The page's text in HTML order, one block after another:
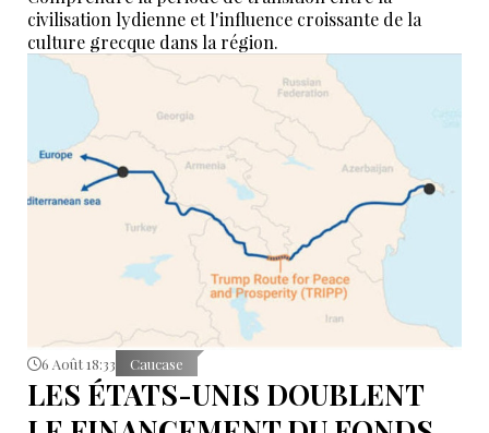
civilisation lydienne et l'influence croissante de la
culture grecque dans la région.
6 Août 18:33 Caucase
LES ÉTATS-UNIS DOUBLENT